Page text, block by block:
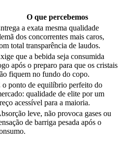
O que percebemos
a exata mesma qualidade
dos concorrentes mais caros,
total transparência de laudos.
que a bebida seja consumida
após o preparo para que os cristais
fiquem no fundo do copo.
o ponto de equilíbrio perfeito do
qualidade de elite por um
acessível para a maioria.
leve, não provoca gases ou
de barriga pesada após o